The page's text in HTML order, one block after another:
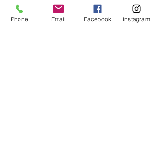
Phone Email Facebook Instagram